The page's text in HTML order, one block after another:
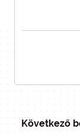
Következő